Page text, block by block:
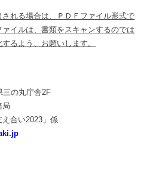
れる場合は、ＰＤＦファイル形式で
イルは、書類をスキャンするのでは
るよう、お願いします。
三の丸庁舎2F
局
合い2023」係